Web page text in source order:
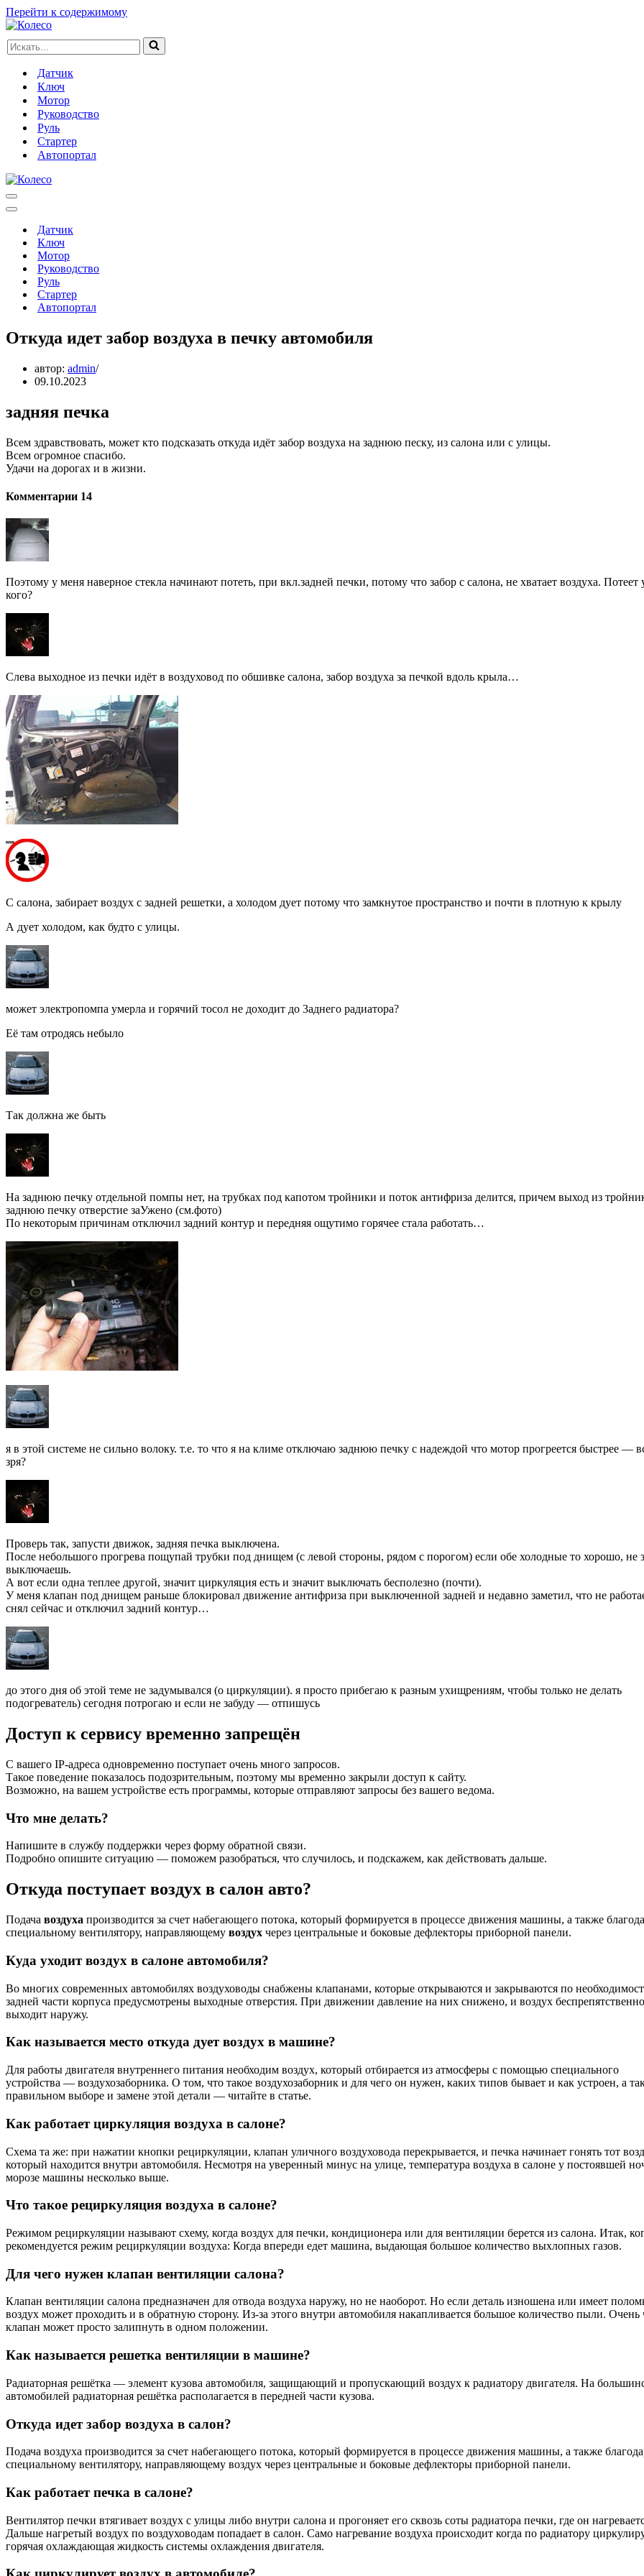
Перейти к содержимому
Искать...
Датчик
Ключ
Мотор
Руководство
Руль
Стартер
Автопортал
Меню
навигации
Меню
навигацииДатчик
Ключ
Мотор
Руководство
Руль
Стартер
Автопортал
Откуда идет забор воздуха в печку автомобиля
автор: admin
09.10.2023
задняя печка
Всем здравствовать, может кто подсказать откуда идёт забор воздуха на заднюю песку, из салона или с улицы.
Всем огромное спасибо.
Удачи на дорогах и в жизни.
Комментарии 14
Поэтому у меня наверное стекла начинают потеть, при вкл.задней печки, потому что забор с салона, не хватает воздуха. Потеет
кого?
Слева выходное из печки идёт в воздуховод по обшивке салона, забор воздуха за печкой вдоль крыла…
С салона, забирает воздух с задней решетки, а холодом дует потому что замкнутое пространство и почти в плотную к крылу
А дует холодом, как будто с улицы.
может электропомпа умерла и горячий тосол не доходит до 3аднего радиатора?
Её там отродясь небыло
Так должна же быть
На заднюю печку отдельной помпы нет, на трубках под капотом тройники и поток антифриза делится, причем выход из
заднюю печку отверстие заУжено (см.фото)
По некоторым причинам отключил задний контур и передняя ощутимо горячее стала работать…
я в этой системе не сильно волоку. т.е. то что я на климе отключаю заднюю печку с надеждой что мотор прогреется быстрее —
зря?
Проверь так, запусти движок, задняя печка выключена.
После небольшого прогрева пощупай трубки под днищем (с левой стороны, рядом с порогом) если обе холодные то хорошо, не
выключаешь.
А вот если одна теплее другой, значит циркуляция есть и значит выключать бесполезно (почти).
У меня клапан под днищем раньше блокировал движение антифриза при выключенной задней и недавно заметил, что не
снял сейчас и отключил задний контур…
до этого дня об этой теме не задумывался (о циркуляции). я просто прибегаю к разным ухищрениям, чтобы только не делать
подогреватель) сегодня потрогаю и если не забуду — отпишусь
Доступ к сервису временно запрещён
С вашего IP-адреса одновременно поступает очень много запросов.
Такое поведение показалось подозрительным, поэтому мы временно закрыли доступ к сайту.
Возможно, на вашем устройстве есть программы, которые отправляют запросы без вашего ведома.
Что мне делать?
Напишите в службу поддержки через форму обратной связи.
Подробно опишите ситуацию — поможем разобраться, что случилось, и подскажем, как действовать дальше.
Откуда поступает воздух в салон авто?
Подача воздуха производится за счет набегающего потока, который формируется в процессе движения машины, а также
специальному вентилятору, направляющему воздух через центральные и боковые дефлекторы приборной панели.
Куда уходит воздух в салоне автомобиля?
Во многих современных автомобилях воздуховоды снабжены клапанами, которые открываются и закрываются по
задней части корпуса предусмотрены выходные отверстия. При движении давление на них снижено, и воздух беспрепятственно
выходит наружу.
Как называется место откуда дует воздух в машине?
Для работы двигателя внутреннего питания необходим воздух, который отбирается из атмосферы с помощью специального
устройства — воздухозаборника. О том, что такое воздухозаборник и для чего он нужен, каких типов бывает и как устроен, а
правильном выборе и замене этой детали — читайте в статье.
Как работает циркуляция воздуха в салоне?
Схема та же: при нажатии кнопки рециркуляции, клапан уличного воздуховода перекрывается, и печка начинает гонять тот
который находится внутри автомобиля. Несмотря на уверенный минус на улице, температура воздуха в салоне у постоявшей
морозе машины несколько выше.
Что такое рециркуляция воздуха в салоне?
Режимом рециркуляции называют схему, когда воздух для печки, кондиционера или для вентиляции берется из салона. Итак,
рекомендуется режим рециркуляции воздуха: Когда впереди едет машина, выдающая большое количество выхлопных газов.
Для чего нужен клапан вентиляции салона?
Клапан вентиляции салона предназначен для отвода воздуха наружу, но не наоборот. Но если деталь изношена или имеет
воздух может проходить и в обратную сторону. Из-за этого внутри автомобиля накапливается большое количество пыли. Очень
клапан может просто залипнуть в одном положении.
Как называется решетка вентиляции в машине?
Радиаторная решётка — элемент кузова автомобиля, защищающий и пропускающий воздух к радиатору двигателя. На
автомобилей радиаторная решётка располагается в передней части кузова.
Откуда идет забор воздуха в салон?
Подача воздуха производится за счет набегающего потока, который формируется в процессе движения машины, а также
специальному вентилятору, направляющему воздух через центральные и боковые дефлекторы приборной панели.
Как работает печка в салоне?
Вентилятор печки втягивает воздух с улицы либо внутри салона и прогоняет его сквозь соты радиатора печки, где он
Дальше нагретый воздух по воздуховодам попадает в салон. Само нагревание воздуха происходит когда по радиатору
горячая охлаждающая жидкость системы охлаждения двигателя.